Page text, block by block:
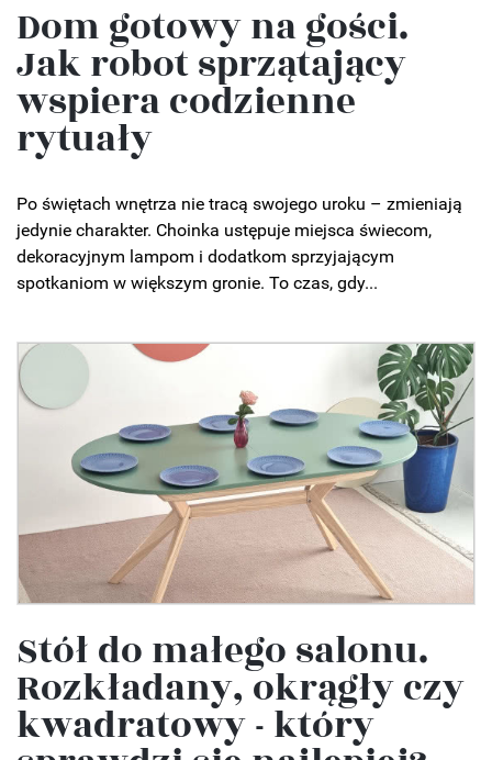
Dom gotowy na gości.
Jak robot sprzątający
wspiera codzienne
rytuały
Po świętach wnętrza nie tracą swojego uroku – zmieniają
jedynie charakter. Choinka ustępuje miejsca świecom,
dekoracyjnym lampom i dodatkom sprzyjającym
spotkaniom w większym gronie. To czas, gdy...
Stół do małego salonu.
Rozkładany, okrągły czy
kwadratowy - który